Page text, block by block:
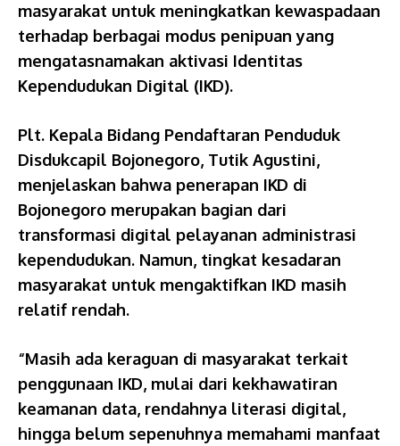
masyarakat untuk meningkatkan kewaspadaan
terhadap berbagai modus penipuan yang
mengatasnamakan aktivasi Identitas
Kependudukan Digital (IKD).
Plt. Kepala Bidang Pendaftaran Penduduk
Disdukcapil Bojonegoro, Tutik Agustini,
menjelaskan bahwa penerapan IKD di
Bojonegoro merupakan bagian dari
transformasi digital pelayanan administrasi
kependudukan. Namun, tingkat kesadaran
masyarakat untuk mengaktifkan IKD masih
relatif rendah.
“Masih ada keraguan di masyarakat terkait
penggunaan IKD, mulai dari kekhawatiran
keamanan data, rendahnya literasi digital,
hingga belum sepenuhnya memahami manfaat